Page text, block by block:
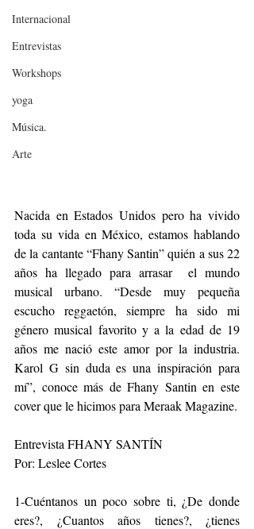
Internacional
Entrevistas
Workshops
yoga
Música.
Arte
Nacida en Estados Unidos pero ha vivido
toda su vida en México, estamos hablando
de la cantante “Fhany Santin” quién a sus 22
años ha llegado para arrasar  el mundo
musical urbano. “Desde muy pequeña
escucho reggaetón, siempre ha sido mi
género musical favorito y a la edad de 19
años me nació este amor por la industria.
Karol G sin duda es una inspiración para
mí”, conoce más de Fhany Santin en este
cover que le hicimos para Meraak Magazine.
Entrevista FHANY SANTÍN
Por: Leslee Cortes
1-Cuéntanos un poco sobre ti, ¿De donde
eres?, ¿Cuantos años tienes?, ¿tienes